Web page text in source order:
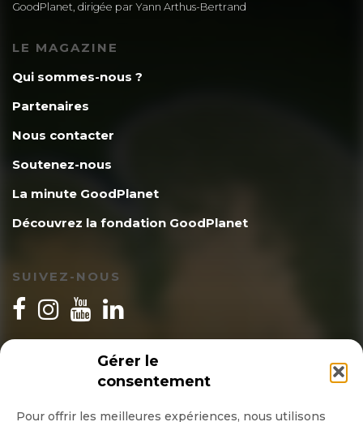
Gérer le
consentement
Pour offrir les meilleures expériences, nous utilisons
GoodPlanet, dirigée par Yann Arthus-Bertrand
LE MAGAZINE
Qui sommes-nous ?
Partenaires
Nous contacter
Soutenez-nous
La minute GoodPlanet
Découvrez la fondation GoodPlanet
SUIVEZ-NOUS
INSCRIPTION NEWSLETTER